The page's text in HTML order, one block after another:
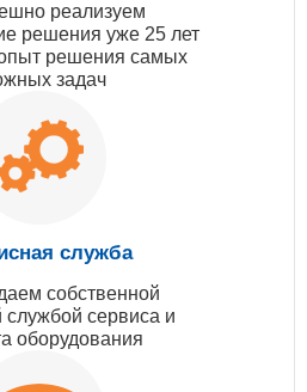
реализуем
решения уже 25 лет
решения самых
задач
служба
собственной
службой сервиса и
оборудования